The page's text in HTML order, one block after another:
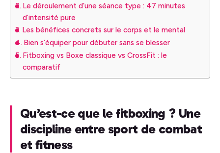
Le déroulement d’une séance type : 47 minutes
d’intensité pure
Les bénéfices concrets sur le corps et le mental
Bien s’équiper pour débuter sans se blesser
Fitboxing vs Boxe classique vs CrossFit : le
comparatif
Qu’est-ce que le fitboxing ? Une
discipline entre sport de combat
et fitness